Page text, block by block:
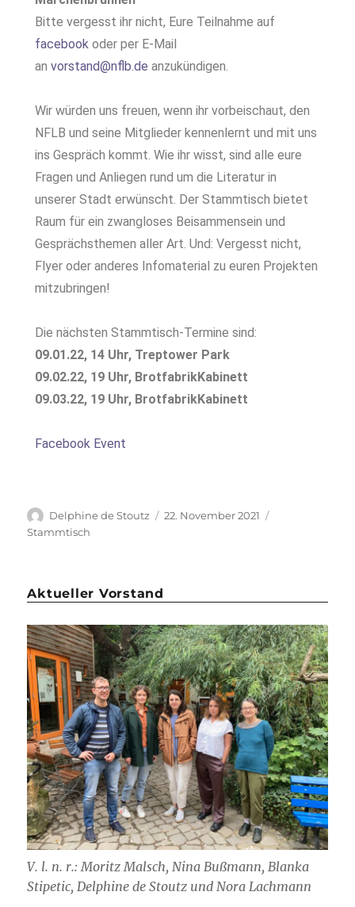
Bitte vergesst ihr nicht, Eure Teilnahme auf
facebook oder per E-Mail
anvorstand@nflb.de anzukündigen.
Wir würden uns freuen, wenn ihr vorbeischaut, den
NFLB und seine Mitglieder kennenlernt und mit uns
ins Gespräch kommt. Wie ihr wisst, sind alle eure
Fragen und Anliegen rund um die Literatur in
unserer Stadt erwünscht. Der Stammtisch bietet
Raum für ein zwangloses Beisammensein und
Gesprächsthemen aller Art. Und: Vergesst nicht,
Flyer oder anderes Infomaterial zu euren Projekten
mitzubringen!
Die nächsten Stammtisch-Termine sind:
09.01.22, 14 Uhr, Treptower Park
09.02.22, 19 Uhr, BrotfabrikKabinett
09.03.22, 19 Uhr, BrotfabrikKabinett
Facebook Event
Delphine de Stoutz
22. November 2021
Stammtisch
Aktueller Vorstand
V. l. n. r.: Moritz Malsch, Nina Bußmann, Blanka
Stipetic, Delphine de Stoutz und Nora Lachmann